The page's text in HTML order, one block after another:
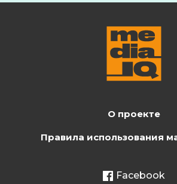
О проекте
Правила использования
Facebook